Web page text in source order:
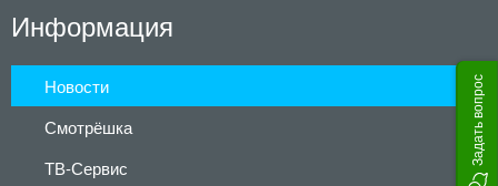
Информация
Новости
Смотрёшка
ТВ-Сервис
Задать вопрос